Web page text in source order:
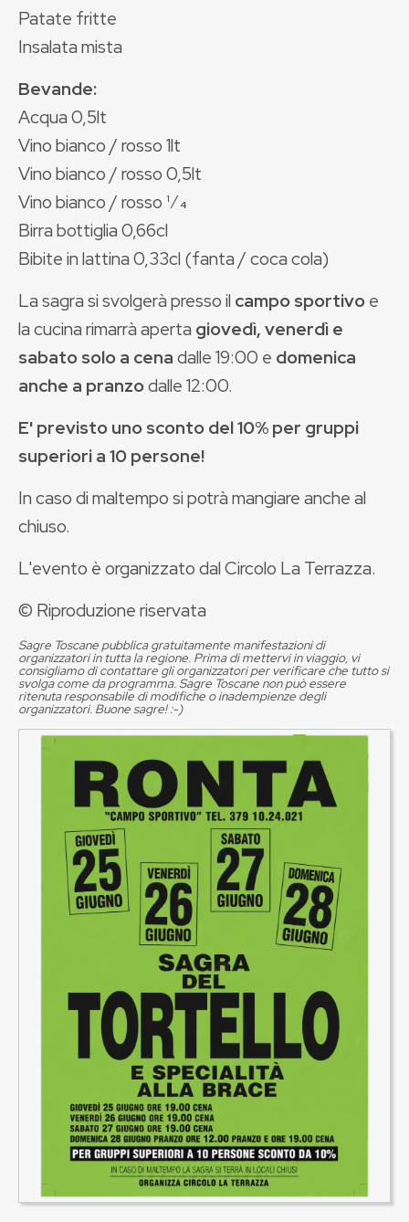
Patate fritte
Insalata mista
Bevande:
Acqua 0,5lt
Vino bianco / rosso 1lt
Vino bianco / rosso 0,5lt
Vino bianco / rosso 1⁄4
Birra bottiglia 0,66cl
Bibite in lattina 0,33cl (fanta / coca cola)
La sagra si svolgerà presso il campo sportivoe
la cucina rimarrà aperta giovedì, venerdì e
sabato solo a cenadalle 19:00 e domenica
anche a pranzodalle 12:00.
E' previsto uno sconto del 10% per gruppi
superiori a 10 persone!
In caso di maltempo si potrà mangiare anche al
chiuso.
L'evento è organizzato dal Circolo La Terrazza.
© Riproduzione riservata
Sagre Toscane pubblica gratuitamente manifestazioni di
organizzatori in tutta la regione. Prima di mettervi in viaggio, vi
consigliamo di contattare gli organizzatori per verificare che tutto si
svolga come da programma. Sagre Toscane non può essere
ritenuta responsabile di modifiche o inadempienze degli
organizzatori. Buone sagre! :-)